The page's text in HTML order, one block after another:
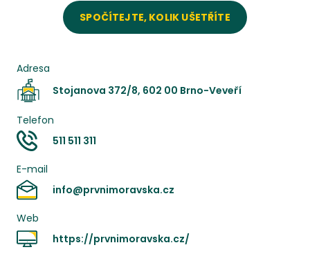
SPOČÍTEJTE, KOLIK UŠETŘÍTE
Adresa
Stojanova 372/8, 602 00 Brno-Veveří
Telefon
511 511 311
E-mail
info@prvnimoravska.cz
Web
https://prvnimoravska.cz/